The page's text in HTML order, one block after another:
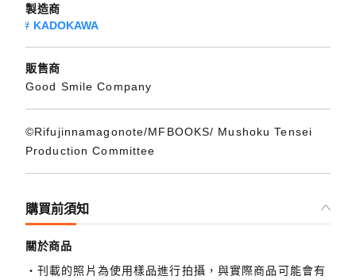
製造商
KADOKAWA
販售商
Good Smile Company
©Rifujinnamagonote/MFBOOKS/ Mushoku Tensei
Production Committee
購買前須知
關於商品
刊載的照片為使用樣品進行拍攝，與實際商品可能會有